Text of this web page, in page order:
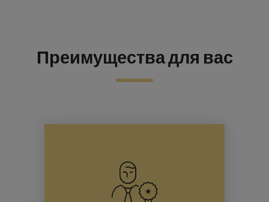
Преимущества для вас